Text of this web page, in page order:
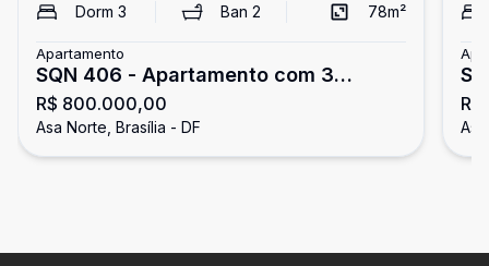
Dorm 3 Ban2 78m²
Apartamento
SQN 406 - Apartamento com 3
quartos - nascente - vazado - vista
livre - aceita financiamento e FGTS -
R$ 800.000,00
Asa Norte, Brasília - DF